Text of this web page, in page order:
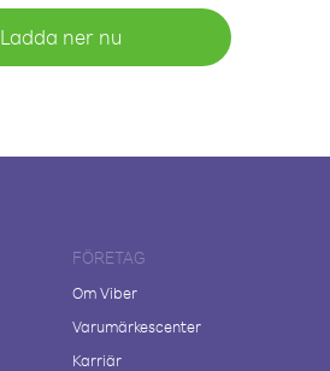
Ladda ner nu
FÖRETAG
Om Viber
Varumärkescenter
Karriär